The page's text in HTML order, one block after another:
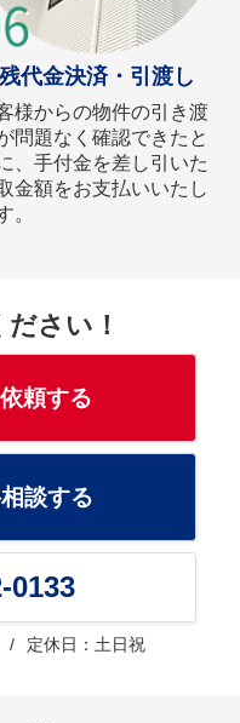
残代金決済・引渡し
様からの物件の引き渡
問題なく確認できたと
、手付金を差し引いた
金額をお支払いいたし
。
さい！
頼する
談する
0133
定休日：土日祝